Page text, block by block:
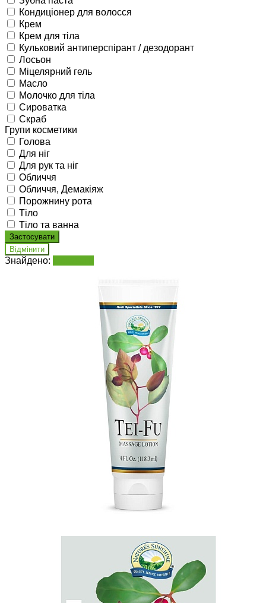
Кондиціонер для волосся
Крем
Крем для тіла
Кульковий антиперспірант / дезодорант
Лосьон
Міцелярний гель
Масло
Молочко для тіла
Сироватка
Скраб
Групи косметики
Голова
Для ніг
Для рук та ніг
Обличчя
Обличчя, Демакіяж
Порожнину рота
Тіло
Тіло та ванна
Знайдено: